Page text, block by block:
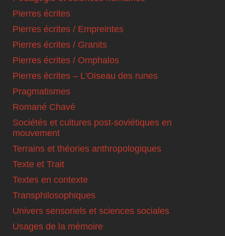
Pierres écrites
Pierres écrites / Empreintes
Pierres écrites / Granits
Pierres écrites / Omphalos
Pierres écrites – L'Oiseau des runes
Pragmatismes
Romané Chavé
Sociétés et cultures post-soviétiques en
mouvement
Terrains et théories anthropologiques
Texte et Trait
Textes en contexte
Transphilosophiques
Univers sensoriels et sciences sociales
Usages de la mémoire